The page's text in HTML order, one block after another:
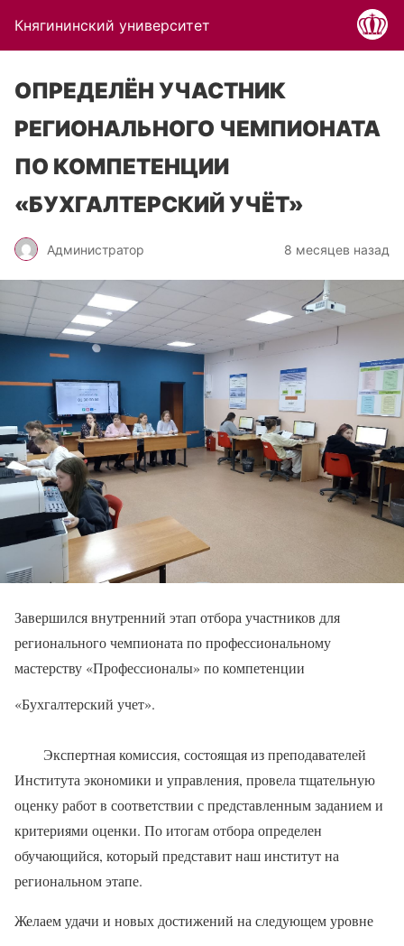
Княгининский университет
ОПРЕДЕЛЁН УЧАСТНИК
РЕГИОНАЛЬНОГО ЧЕМПИОНАТА
ПО КОМПЕТЕНЦИИ
«БУХГАЛТЕРСКИЙ УЧЁТ»
Администратор 8 месяцев назад
Завершился внутренний этап отбора участников для
регионального чемпионата по профессиональному
мастерству «Профессионалы» по компетенции
«Бухгалтерский учет».
Экспертная комиссия, состоящая из преподавателей
Института экономики и управления, провела тщательную
оценку работ в соответствии с представленным заданием и
критериями оценки. По итогам отбора определен
обучающийся, который представит наш институт на
региональном этапе.
Желаем удачи и новых достижений на следующем уровне